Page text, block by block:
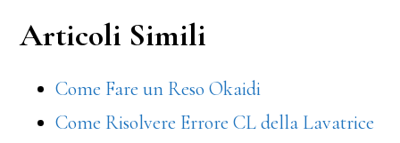
bo tt
er
t
ail di
di
Articoli Simili
Come Fare un Reso Okaidi
Come Risolvere Errore CL della Lavatrice